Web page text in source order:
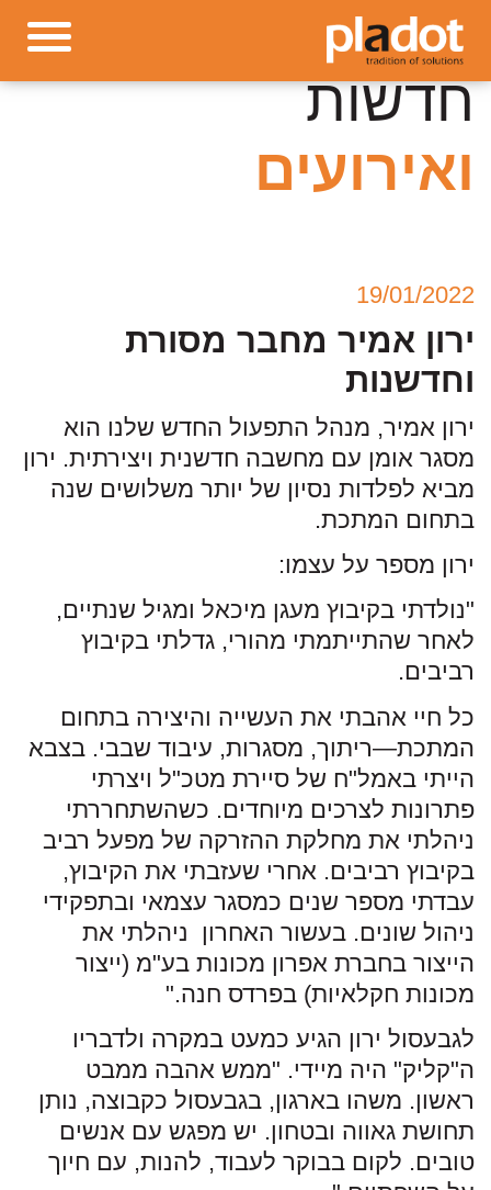
חדשות
ואירועים
19/01/2022
ירון אמיר מחבר מסורת
וחדשנות
ירון אמיר, מנהל התפעול החדש שלנו הוא
מסגר אומן עם מחשבה חדשנית ויצירתית. ירון
מביא לפלדות נסיון של יותר משלושים שנה
בתחום המתכת.
ירון מספר על עצמו:
"נולדתי בקיבוץ מעגן מיכאל ומגיל שנתיים,
לאחר שהתייתמתי מהורי, גדלתי בקיבוץ
רביבים.
כל חיי אהבתי את העשייה והיצירה בתחום
המתכת—ריתוך, מסגרות, עיבוד שבבי. בצבא
הייתי באמל"ח של סיירת מטכ"ל ויצרתי
פתרונות לצרכים מיוחדים. כשהשתחררתי
ניהלתי את מחלקת ההזרקה של מפעל רביב
בקיבוץ רביבים. אחרי שעזבתי את הקיבוץ,
עבדתי מספר שנים כמסגר עצמאי ובתפקידי
ניהול שונים. בעשור האחרון ניהלתי את
הייצור בחברת אפרון מכונות בע"מ (ייצור
מכונות חקלאיות) בפרדס חנה."
לגבעסול ירון הגיע כמעט במקרה ולדבריו
ה"קליק" היה מיידי. "ממש אהבה ממבט
ראשון. משהו בארגון, בגבעסול כקבוצה, נותן
תחושת גאווה ובטחון. יש מפגש עם אנשים
טובים. לקום בבוקר לעבוד, להנות, עם חיוך